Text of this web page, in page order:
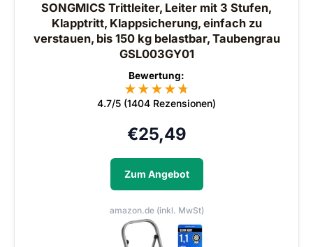
SONGMICS Trittleiter, Leiter mit 3 Stufen,
Klapptritt, Klappsicherung, einfach zu
verstauen, bis 150 kg belastbar, Taubengrau
GSL003GY01
Bewertung:
★★★★★
★
4.7/5 (1404 Rezensionen)
€25,49
Zum Angebot
amazon.de (inkl. MwSt)